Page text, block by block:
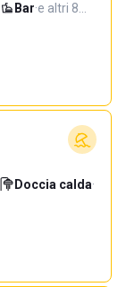
Bar·e altri 8…
Doccia calda·